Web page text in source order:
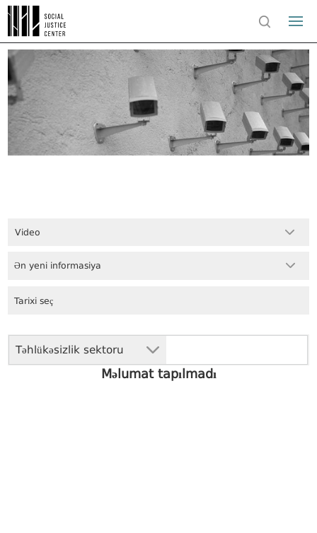
Video
Təhlükəsizlik sektoru
Ən yeni informasiya
Məlumat tapılmadı